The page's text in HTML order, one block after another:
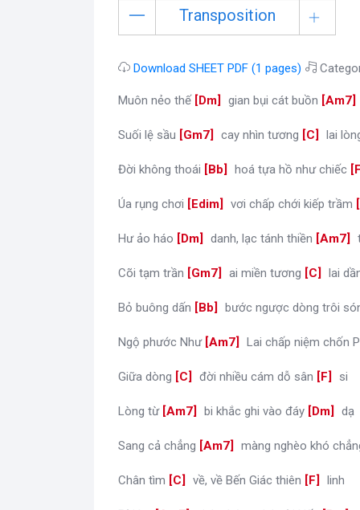
Transposition
Download SHEET PDF (1 pages)
Muôn nẻo thế [Dm gian bụi cát buồn [Am7
Suối lệ sầu [Gm7 cay nhìn tương [C lai
Đời không thoái [Bb hoá tựa hồ như chiếc [
Úa rụng chơi [Edim vơi chấp chới kiếp trầm [
Hư ảo háo [Dm danh, lạc tánh thiền [Am7
Cõi tạm trần [Gm7 ai miền tương [C lai
Bỏ buông dấn [Bb bước ngược dòng trôi
Ngộ phước Như [Am7 Lai chấp niệm chốn
Giữa dòng [C đời nhiều cám dỗ sân [F si
Lòng từ [Am7 bi khắc ghi vào đáy [Dm dạ
Sang cả chẳng [Am7 màng nghèo khó
Chân tìm [C về, về Bến Giác thiên [F linh